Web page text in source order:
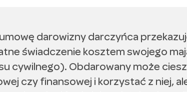
darowizny darczyńca
świadczenie kosztem swojego
cywilnego). Obdarowany może
czy finansowej i korzystać z niej,